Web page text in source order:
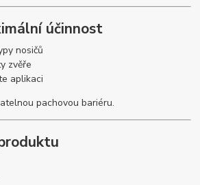
účinnost
nosičů
zvěře
aplikaci
pachovou bariéru.